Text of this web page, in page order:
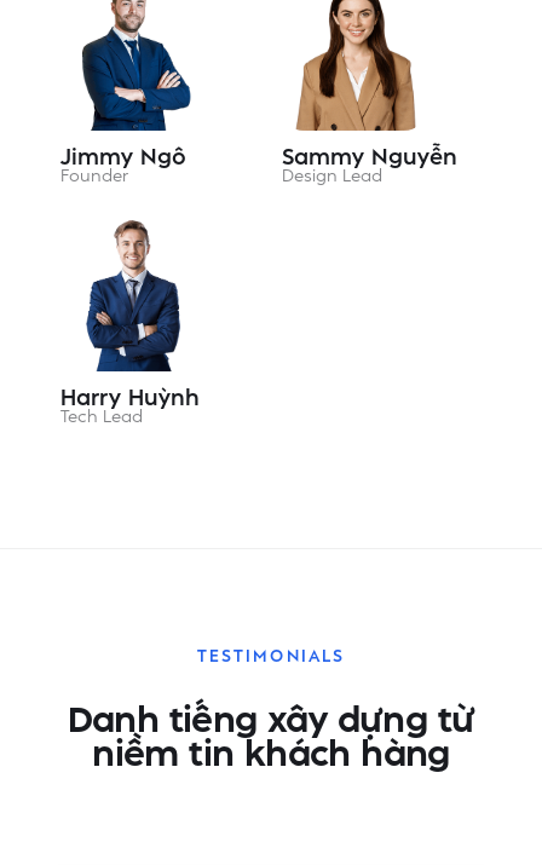
Jimmy Ngô
Founder
Sammy Nguyễn
Design Lead
Harry Huỳnh
Tech Lead
TESTIMONIALS
Danh tiếng xây dựng từ
niềm tin khách hàng